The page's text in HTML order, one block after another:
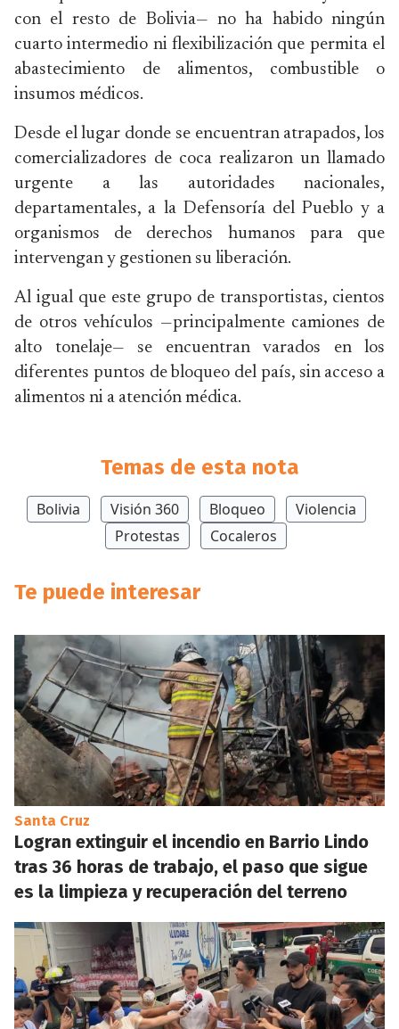
con el resto de Bolivia— no ha habido ningún
cuarto intermedio ni flexibilización que permita el
abastecimiento de alimentos, combustible o
insumos médicos.
Desde el lugar donde se encuentran atrapados, los
comercializadores de coca realizaron un llamado
urgente a las autoridades nacionales,
departamentales, a la Defensoría del Pueblo y a
organismos de derechos humanos para que
intervengan y gestionen su liberación.
Al igual que este grupo de transportistas, cientos
de otros vehículos —principalmente camiones de
alto tonelaje— se encuentran varados en los
diferentes puntos de bloqueo del país, sin acceso a
alimentos ni a atención médica.
Temas de esta nota
Bolivia Visión 360 Bloqueo
Violencia
Protestas
Cocaleros
Te puede interesar
Santa Cruz
Logran extinguir el incendio en Barrio Lindo
tras 36 horas de trabajo, el paso que sigue
es la limpieza y recuperación del terreno